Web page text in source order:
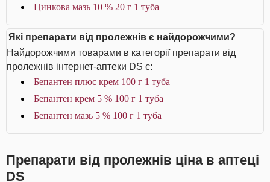
Цинкова мазь 10 % 20 г 1 туба
Які препарати від пролежнів є найдорожчими?
Найдорожчими товарами в категорії препарати від
пролежнів інтернет-аптеки DS є:
Бепантен плюс крем 100 г 1 туба
Бепантен крем 5 % 100 г 1 туба
Бепантен мазь 5 % 100 г 1 туба
Препарати від пролежнів ціна в аптеці
DS